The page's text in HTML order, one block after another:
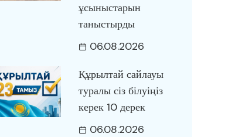
ұсыныстарын
таныстырды
06.08.2026
Құрылтай сайлауы
туралы сіз білуіңіз
керек 10 дерек
06.08.2026